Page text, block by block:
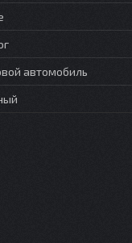
автомобиль